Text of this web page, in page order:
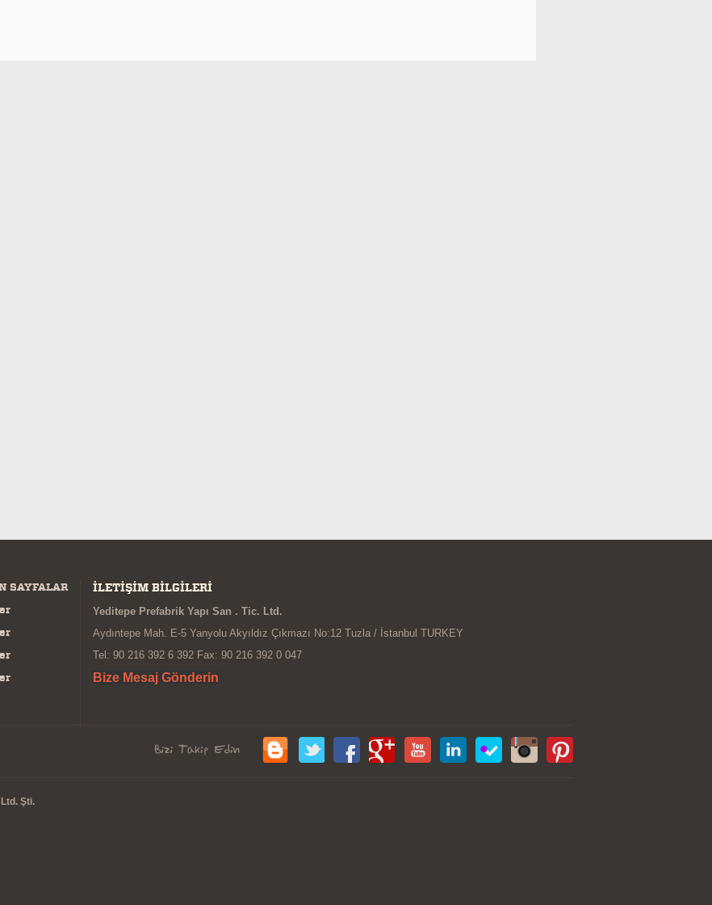
SAYFALAR
İLETİŞİM BİLGİLERİ
Yeditepe Prefabrik Yapı San . Tic. Ltd.
Aydıntepe Mah. E-5 Yanyolu Akyıldız Çıkmazı No:12 Tuzla / İstanbul TURKEY
Tel: 90 216 392 6 392 Fax: 90 216 392 0 047
Bize Mesaj Gönderin
Şti.